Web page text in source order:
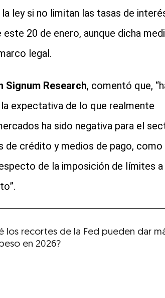
ley si no limitan las tasas de
20 de enero, aunque dicha
legal.
Signum Research, comentó que,
expectativa de lo que realmente
ha sido negativa para el
crédito y medios de pago, como
de la imposición de límites a
los recortes de la Fed pueden dar
peso en 2026?